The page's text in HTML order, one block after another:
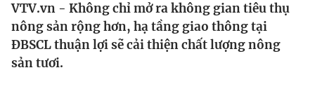
Thế giới
Tin tức
Thế giới đó đây
Kinh tế
VTV.vn - Không chỉ mở ra không gian tiêu thụ
nông sản rộng hơn, hạ tầng giao thông tại
ĐBSCL thuận lợi sẽ cải thiện chất lượng nông
sản tươi.